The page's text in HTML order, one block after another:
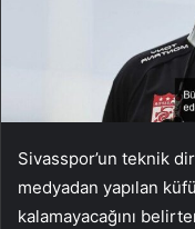
Sivasspor’un teknik
medyadan yapılan
kalamayacağını